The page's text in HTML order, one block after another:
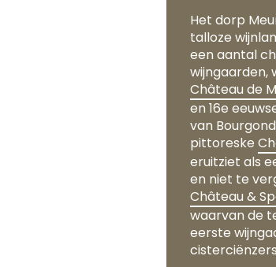
Het dorp
talloze
een aantal
wijngaarden,
Château de
en 16e
van
pittoreske
eruitziet als
en niet te
Château &
waarvan de
eerste